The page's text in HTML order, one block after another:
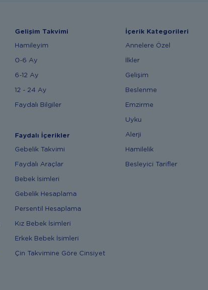
Gelişim Takvimi
Hamileyim
0-6 Ay
6-12 Ay
12 - 24 Ay
Faydalı Bilgiler
Faydalı İçerikler
Gebelik Takvimi
Faydalı Araçlar
Bebek İsimleri
Gebelik Hesaplama
Persentil Hesaplama
Kız Bebek İsimleri
Erkek Bebek İsimleri
Çin Takvimine Göre Cinsiyet
İçerik Kategorileri
Annelere Özel
İlkler
Gelişim
Beslenme
Emzirme
Uyku
Alerji
Hamilelik
Besleyici Tarifler